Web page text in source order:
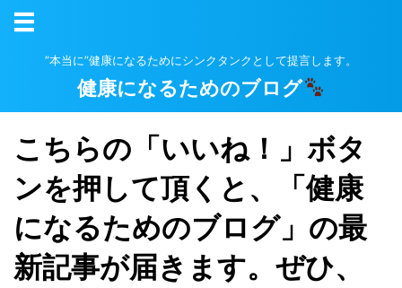
”本当に”健康になるためにシンクタンクとして提言します。
健康になるためのブログ
こちらの「いいね！」ボタ
ンを押して頂くと、「健康
になるためのブログ」の最
新記事が届きます。ぜひ、